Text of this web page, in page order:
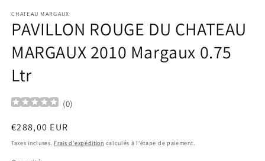
média
1
dans
fenêtre
modale
CHATEAU MARGAUX
PAVILLON ROUGE DU CHATEAU
MARGAUX 2010 Margaux 0.75
Ltr
(0)
Prix
habituel
€288,00 EUR
Taxes incluses. Frais d'expédition calculés à l'étape de paiement.